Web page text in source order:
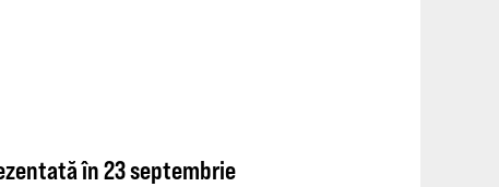
în 23 septembrie